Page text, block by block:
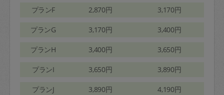
プランF 2,870円 3,170円
プランG 3,170円 3,400円
プランH 3,400円 3,650円
プランI 3,650円 3,890円
プランJ 3,890円 4,190円